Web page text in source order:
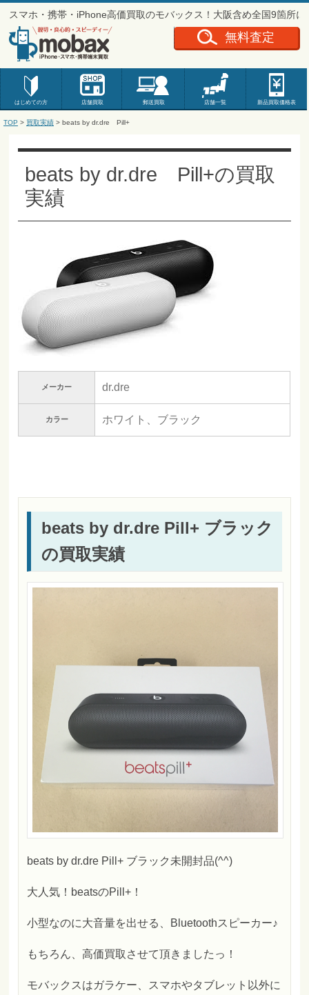
スマホ・携帯・iPhone高価買取のモバックス！大阪含め全国9箇所に
はじめての方 店舗買取 郵送買取 店舗一覧 新品買取価格表
無料査定
TOP > 買取実績 > beats by dr.dre Pill+
beats by dr.dre Pill+の買取
実績
メーカー dr.dre
カラー ホワイト、ブラック
beats by dr.dre Pill+ ブラック
の買取実績
beats by dr.dre Pill+ ブラック未開封品(^^)
大人気！beatsのPill+！
小型なのに大音量を出せる、Bluetoothスピーカー♪
もちろん、高価買取させて頂きましたっ！
モバックスはガラケー、スマホやタブレット以外に